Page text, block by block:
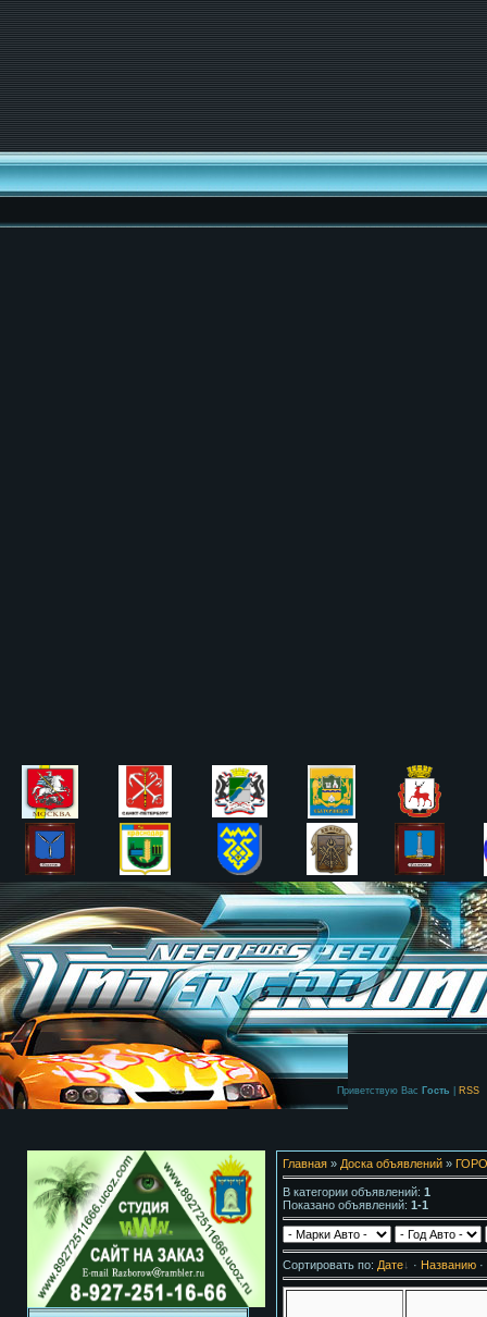
Приветствую Вас Гость RSS
Главная» Доска объявлений»
В категории объявлений: 1
Показано объявлений: 1-1
Сортировать по: Дате · Названию·